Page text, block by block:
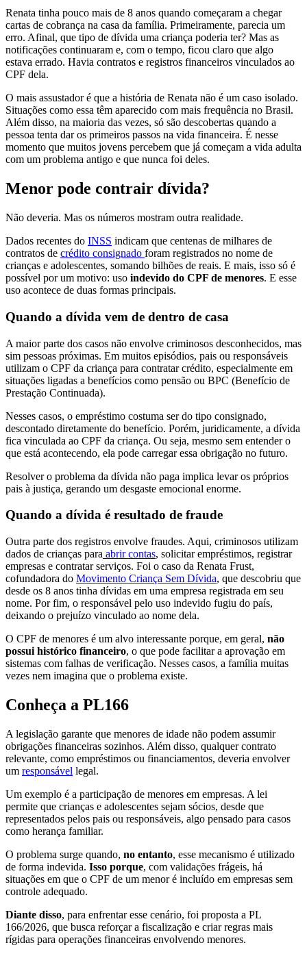
Renata tinha pouco mais de 8 anos quando começaram a chegar
cartas de cobrança na casa da família. Primeiramente, parecia um
erro. Afinal, que tipo de dívida uma criança poderia ter? Mas as
notificações continuaram e, com o tempo, ficou claro que algo
estava errado. Havia contratos e registros financeiros vinculados ao
CPF dela.
O mais assustador é que a história de Renata não é um caso isolado.
Situações como essa têm aparecido com mais frequência no Brasil.
Além disso, na maioria das vezes, só são descobertas quando a
pessoa tenta dar os primeiros passos na vida financeira. É nesse
momento que muitos jovens percebem que já começam a vida adulta
com um problema antigo e que nunca foi deles.
Menor pode contrair dívida?
Não deveria. Mas os números mostram outra realidade.
Dados recentes do INSS indicam que centenas de milhares de
contratos de crédito consignado foram registrados no nome de
crianças e adolescentes, somando bilhões de reais. E mais, isso só é
possível por um motivo: uso indevido do CPF de menores. E esse
uso acontece de duas formas principais.
Quando a dívida vem de dentro de casa
A maior parte dos casos não envolve criminosos desconhecidos, mas
sim pessoas próximas. Em muitos episódios, pais ou responsáveis
utilizam o CPF da criança para contratar crédito, especialmente em
situações ligadas a benefícios como pensão ou BPC (Benefício de
Prestação Continuada).
Nesses casos, o empréstimo costuma ser do tipo consignado,
descontado diretamente do benefício. Porém, juridicamente, a dívida
fica vinculada ao CPF da criança. Ou seja, mesmo sem entender o
que está acontecendo, ela pode carregar essa obrigação no futuro.
Resolver o problema da dívida não paga implica levar os próprios
pais à justiça, gerando um desgaste emocional enorme.
Quando a dívida é resultado de fraude
Outra parte dos registros envolve fraudes. Aqui, criminosos utilizam
dados de crianças para abrir contas, solicitar empréstimos, registrar
empresas e contratar serviços. Foi o caso da Renata Frust,
cofundadora do Movimento Criança Sem Dívida, que descobriu que
desde os 8 anos tinha dívidas em uma empresa registrada em seu
nome. Por fim, o responsável pelo uso indevido fugiu do país,
deixando o prejuízo vinculado ao nome dela.
O CPF de menores é um alvo interessante porque, em geral, não
possui histórico financeiro, o que pode facilitar a aprovação em
sistemas com falhas de verificação. Nesses casos, a família muitas
vezes nem imagina que o problema existe.
Conheça a PL166
A legislação garante que menores de idade não podem assumir
obrigações financeiras sozinhos. Além disso, qualquer contrato
relevante, como empréstimos ou financiamentos, deveria envolver
um responsável legal.
Um exemplo é a participação de menores em empresas. A lei
permite que crianças e adolescentes sejam sócios, desde que
representados pelos pais ou responsáveis, algo pensado para casos
como herança familiar.
O problema surge quando, no entanto, esse mecanismo é utilizado
de forma indevida. Isso porque, com validações frágeis, há
situações em que o CPF de um menor é incluído em empresas sem
controle adequado.
Diante disso, para enfrentar esse cenário, foi proposta a PL
166/2026, que busca reforçar a fiscalização e criar regras mais
rígidas para operações financeiras envolvendo menores.